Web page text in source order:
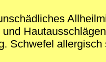
Schwefel